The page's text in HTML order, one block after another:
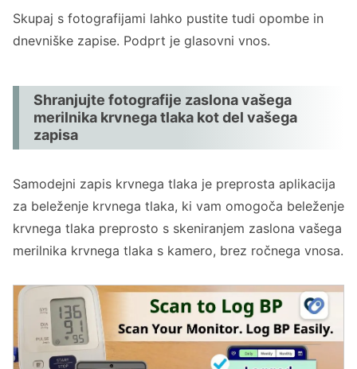
Skupaj s fotografijami lahko pustite tudi opombe in
dnevniške zapise. Podprt je glasovni vnos.
Shranjujte fotografije zaslona vašega
merilnika krvnega tlaka kot del vašega
zapisa
Samodejni zapis krvnega tlaka je preprosta aplikacija
za beleženje krvnega tlaka, ki vam omogoča beleženje
krvnega tlaka preprosto s skeniranjem zaslona vašega
merilnika krvnega tlaka s kamero, brez ročnega vnosa.